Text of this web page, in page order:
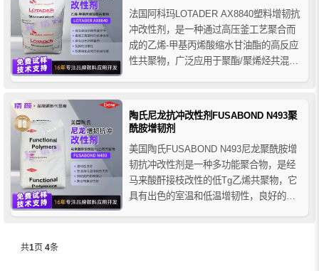
法国阿科玛LOTADER AX8840塑料增韧抗
冲改性剂，是一种通过高压釜工艺聚合而
成的乙烯-甲基丙烯酸缩水甘油酯的高反应
性共聚物，广泛应用于聚酯/聚烯烃共混物
陶氏尼龙抗冲改性剂FUSABOND N493聚
酰胺增韧剂
美国陶氏FUSABOND N493尼龙聚酰胺增
韧抗冲改性剂是一种多功能聚合物，是经
马来酸酐接枝改性的低Tg乙烯共聚物，它
具有出色的室温和低温增韧性，良好的流
共1页 4条